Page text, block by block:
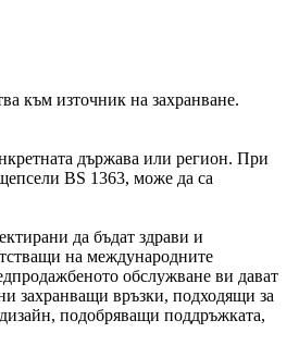
към източник на захранване.
държава или регион. При
BS 1363, може да са
да бъдат здрави и
на международните
обслужване ви дават
захранващи връзки, подходящи за
подобряващи поддръжката,